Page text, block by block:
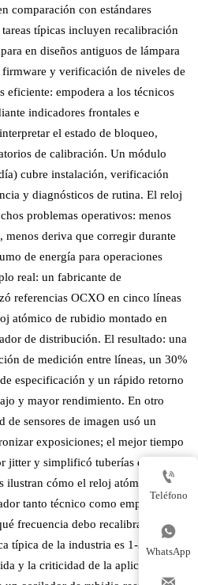
comparación con estándares
típicas incluyen recalibración
en diseños antiguos de lámpara
y verificación de niveles de
eficiente: empodera a los técnicos
indicadores frontales e
el estado de bloqueo,
de calibración. Un módulo
cubre instalación, verificación
y diagnósticos de rutina. El reloj
problemas operativos: menos
menos deriva que corregir durante
de energía para operaciones
real: un fabricante de
referencias OCXO en cinco líneas
atómico de rubidio montado en
de distribución. El resultado: una
de medición entre líneas, un 30%
especificación y un rápido retorno
y mayor rendimiento. En otro
de sensores de imagen usó un
exposiciones; el mejor tiempo
jitter y simplificó tuberías de
ilustran cómo el reloj atómico de
tanto técnico como empresarial.
frecuencia debo recalibrar un reloj
típica de la industria es 1-3 años
y la criticidad de la aplicación.

Teléfono

WhatsApp